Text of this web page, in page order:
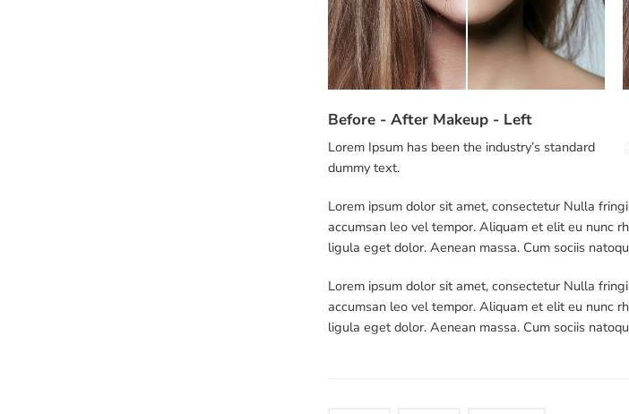
Before - After Makeup - Left
Lorem Ipsum has been the industry’s standard
dummy text.
Lorem ipsum dolor sit amet, consectetur Nulla
accumsan leo vel tempor. Aliquam et elit eu nunc
ligula eget dolor. Aenean massa. Cum sociis
Lorem ipsum dolor sit amet, consectetur Nulla
accumsan leo vel tempor. Aliquam et elit eu nunc
ligula eget dolor. Aenean massa. Cum sociis